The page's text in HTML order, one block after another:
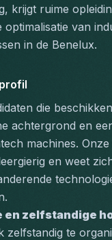
krijgt ruime
optimalisatie van
in de Benelux.
die
achtergrond en
machines. Onze
en weet
en zelfstandige
zelfstandig te